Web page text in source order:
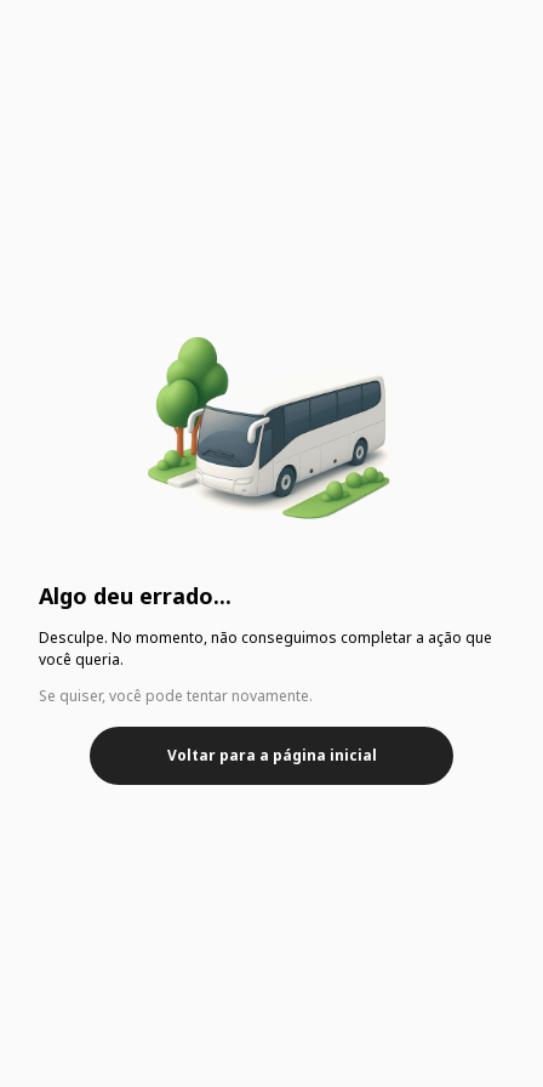
Algo deu errado...
Desculpe. No momento, não conseguimos completar a ação que
você queria.
Se quiser, você pode tentar novamente.
Voltar para a página inicial